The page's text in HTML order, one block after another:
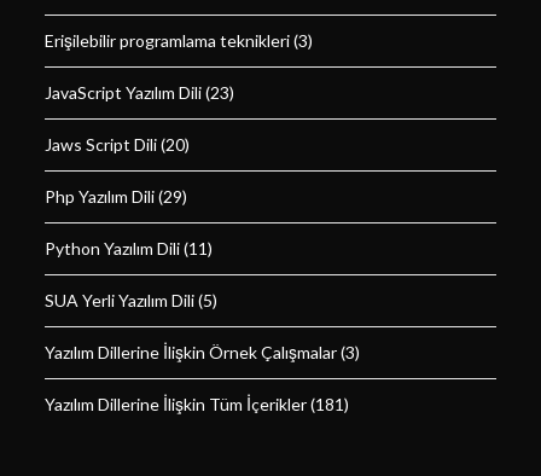
Erişilebilir programlama teknikleri(3)
JavaScript Yazılım Dili(23)
Jaws Script Dili(20)
Php Yazılım Dili(29)
Python Yazılım Dili(11)
SUA Yerli Yazılım Dili(5)
Yazılım Dillerine İlişkin Örnek Çalışmalar(3)
Yazılım Dillerine İlişkin Tüm İçerikler(181)